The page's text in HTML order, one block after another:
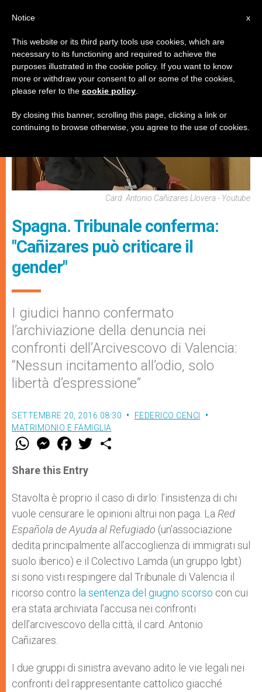
MATRIMONIO E FAMIGLIA
Card. Antonio Cañizares Llovera - Youtube
Spagna. Tribunale conferma:
"Cañizares può criticare il
gender"
I giudici hanno confermato
l’archiviazione della denuncia nei
confronti dell’Arcivescovo di Valencia:
“Nessun incitamento all’odio, solo
libertà d’espressione”
SETTEMBRE 20, 2016 08:30
FEDERICO CENCI
MATRIMONIO E FAMIGLIA
W
t
s
p
p
M
e
s
e
g
e
r
F
a
e
b
o
k
w
r
Share this Entry
Stavolta è proprio il caso di dirlo: l’insistenza di chi
vuole censurare le opinioni altrui non paga. La Red
Española de Ayuda al Refugiado (un’associazione
dedita principalmente all’accoglienza di immigrati sul
suolo iberico) e il Colectivo Lamda (un gruppo lgbt)
si sono visti respingere dal Tribunale di Valencia il
ricorso contro la sentenza del giugno scorso con cui
era stata archiviata l’accusa nei confronti
dell’arcivescovo della città, il card. Antonio
Cañizares.
I due gruppi di sinistra avevano adito le vie legali nei
confronti del rappresentante cattolico giacché
x
Notice
This website or its third party tools use cookies, which are
necessary to its functioning and required to achieve the
purposes illustrated in the cookie policy. If you want to know
more or withdraw your consent to all or some of the cookies,
please refer to the cookie policy
By closing this banner, scrolling this page, clicking a link or
continuing to browse otherwise, you agree to the use of cookies.